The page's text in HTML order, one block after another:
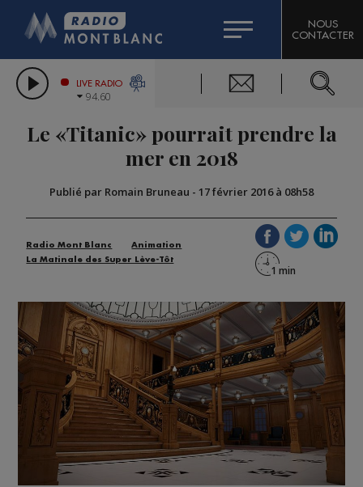
LES CHRONIQUES DE L'EXPERT
CITIZEN MACHINERY
GRAND MASSIF DOMAINES SKIABLES
BIGARD
COMPAGNIE DU MONT-BLANC
NOUS
CONTACTER
LIVE RADIO
94.60
Le «Titanic» pourrait prendre la
mer en 2018
Publié par Romain Bruneau - 17 février 2016 à 08h58
Radio Mont Blanc
Animation
La Matinale des Super Lève-Tôt